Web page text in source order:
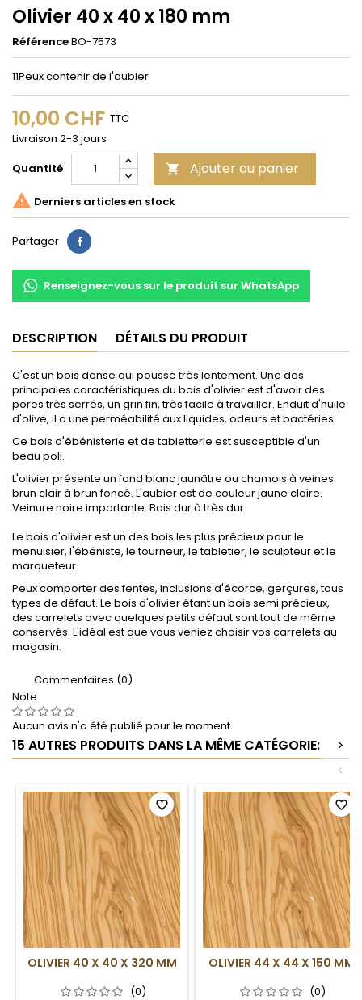
Olivier 40 x 40 x 180 mm
RéférenceBO-7573
11Peux contenir de l'aubier
10,00 CHF TTC
Livraison 2-3 jours
Quantité
 Ajouter au panier
 Derniers articles en stock
Partager Partager
Renseignez-vous sur le produit sur WhatsApp
DESCRIPTION DÉTAILS DU PRODUIT
C'est un bois dense qui pousse très lentement. Une des
principales caractéristiques du bois d'olivier est d'avoir des
pores très serrés, un grin fin, très facile à travailler. Enduit d'huile
d'olive, il a une perméabilité aux liquides, odeurs et bactéries.
Ce bois d'ébénisterie et de tabletterie est susceptible d'un
beau poli.
L'olivier présente un fond blanc jaunâtre ou chamois à veines
brun clair à brun foncé. L'aubier est de couleur jaune claire.
Veinure noire importante. Bois dur à très dur.
Le bois d'olivier est un des bois les plus précieux pour le
menuisier, l'ébéniste, le tourneur, le tabletier, le sculpteur et le
marqueteur.
Peux comporter des fentes, inclusions d'écorce, gerçures, tous
types de défaut. Le bois d'olivier étant un bois semi précieux,
des carrelets avec quelques petits défaut sont tout de même
conservés. L'idéal est que vous veniez choisir vos carrelets au
magasin.
Commentaires (0)
Note
Aucun avis n'a été publié pour le moment.
15 AUTRES PRODUITS DANS LA MÊME CATÉGORIE:
>
<
OLIVIER 40 X 40 X 320 MM
(0)
favorite_border
OLIVIER 44 X 44 X 150 MM
(0)
favorite_border